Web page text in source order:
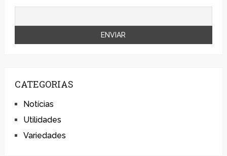
CATEGORIAS
Notícias
Utilidades
Variedades